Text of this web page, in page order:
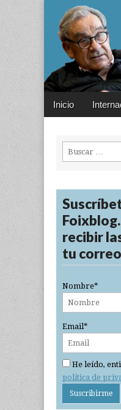
Main
Skip
Inicio
Buscar:
recibir
tu correo
Nombre*
Email*
He leído,
política de